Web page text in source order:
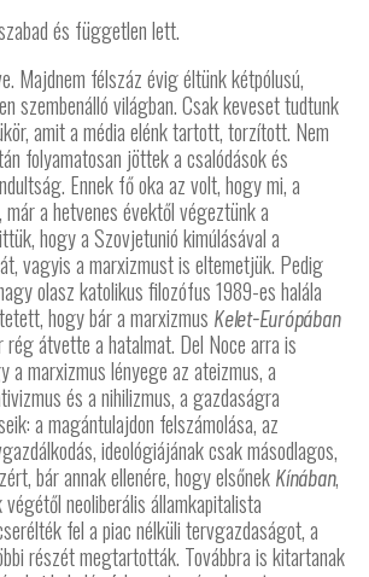
és független lett.
Majdnem félszáz évig éltünk kétpólusú,
szembenálló világban. Csak keveset tudtunk
amit a média elénk tartott, torzított. Nem
folyamatosan jöttek a csalódások és
Ennek fő oka az volt, hogy mi, a
a hetvenes évektől végeztünk a
hogy a Szovjetunió kimúlásával a
vagyis a marxizmust is eltemetjük. Pedig
olasz katolikus filozófus 1989-es halála
hogy bár a marxizmus Kelet-Európában
rég átvette a hatalmat. Del Noce arra is
marxizmus lényege az ateizmus, a
és a nihilizmus, a gazdaságra
a magántulajdon felszámolása, az
ideológiájának csak másodlagos,
bár annak ellenére, hogy elsőnek Kínában,
neoliberális államkapitalista
fel a piac nélküli tervgazdaságot, a
részét megtartották. Továbbra is kitartanak